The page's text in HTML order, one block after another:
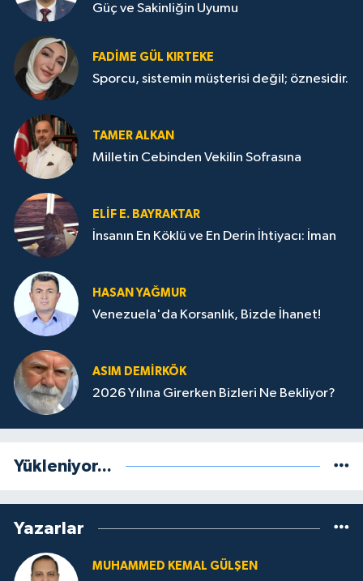
Güç ve Sakinliğin Uyumu
FADIME GÜL KIRTEKE
Sporcu, sistemin müşterisi değil; öznesidir.
TAMER ALKAN
Milletin Cebinden Vekilin Sofrasına
ELIF E. BAYRAKTAR
İnsanın En Köklü ve En Derin İhtiyacı: İman
HASAN YAĞMUR
Venezuela'da Korsanlık, Bizde İhanet!
ASIM DEMIRKÖK
2026 Yılına Girerken Bizleri Ne Bekliyor?
Yükleniyor...
Yazarlar
MUHAMMED KEMAL GÜLŞEN